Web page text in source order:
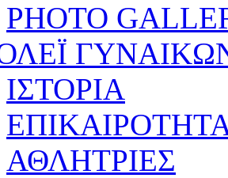
PHOTO
ΙΣΤΟΡΙΑ
ΑΘΛΗΤΡΙΕΣ